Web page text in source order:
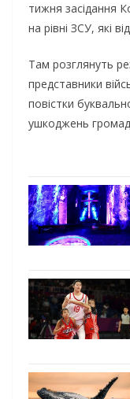
тижня засідання
на рівні ЗСУ, які
Там розглянуть
представники
повістки
ушкоджень